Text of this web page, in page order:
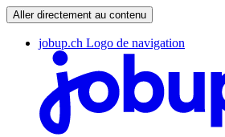
Aller directement au contenu
jobup.ch Logo de navigation